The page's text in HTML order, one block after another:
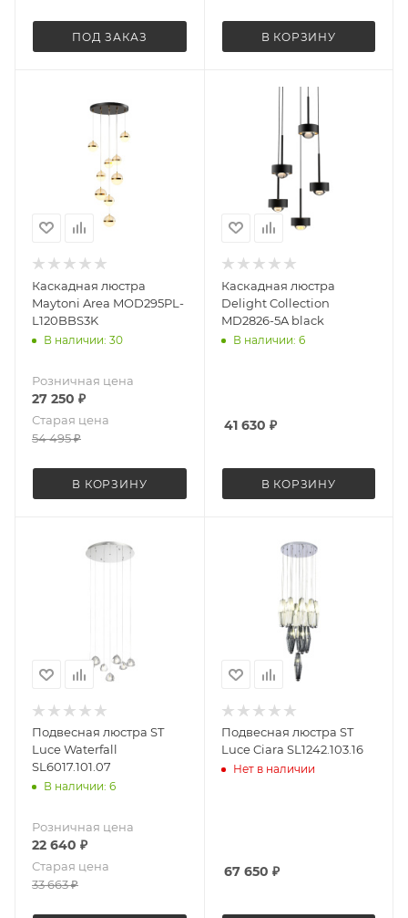
ПОД ЗАКАЗ В КОРЗИНУ
Каскадная люстра
Maytoni Area MOD295PL-
L120BBS3K
В наличии: 30
Розничная цена
27 250 ₽
Старая цена
54 495₽
В КОРЗИНУ
Каскадная люстра
Delight Collection
MD2826-5A black
В наличии: 6
41 630 ₽
В КОРЗИНУ
Подвесная люстра ST
Luce Waterfall
SL6017.101.07
В наличии: 6
Розничная цена
22 640 ₽
Старая цена
33 663₽
Подвесная люстра ST
Luce Ciara SL1242.103.16
Нет в наличии
67 650 ₽